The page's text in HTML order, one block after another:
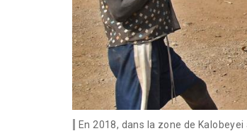
En 2018, dans la zone de